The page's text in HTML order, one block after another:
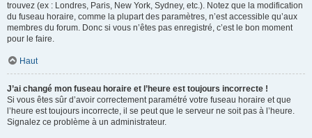
trouvez (ex : Londres, Paris, New York, Sydney, etc.). Notez que la modification
du fuseau horaire, comme la plupart des paramètres, n’est accessible qu’aux
membres du forum. Donc si vous n’êtes pas enregistré, c’est le bon moment
pour le faire.
Haut
J’ai changé mon fuseau horaire et l’heure est toujours incorrecte !
Si vous êtes sûr d’avoir correctement paramétré votre fuseau horaire et que
l’heure est toujours incorrecte, il se peut que le serveur ne soit pas à l’heure.
Signalez ce problème à un administrateur.